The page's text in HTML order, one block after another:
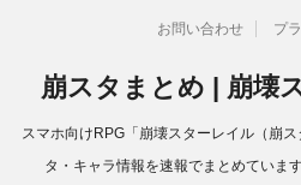
お問い合わせ プ
崩スタまとめ | 崩壊
スマホ向けRPG「崩壊スターレイル（崩
タ・キャラ情報を速報でまとめていま